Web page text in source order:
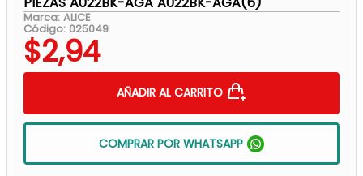
ALICE
Código: 025049
$2,94
AÑADIR AL CARRITO
COMPRAR POR WHATSAPP